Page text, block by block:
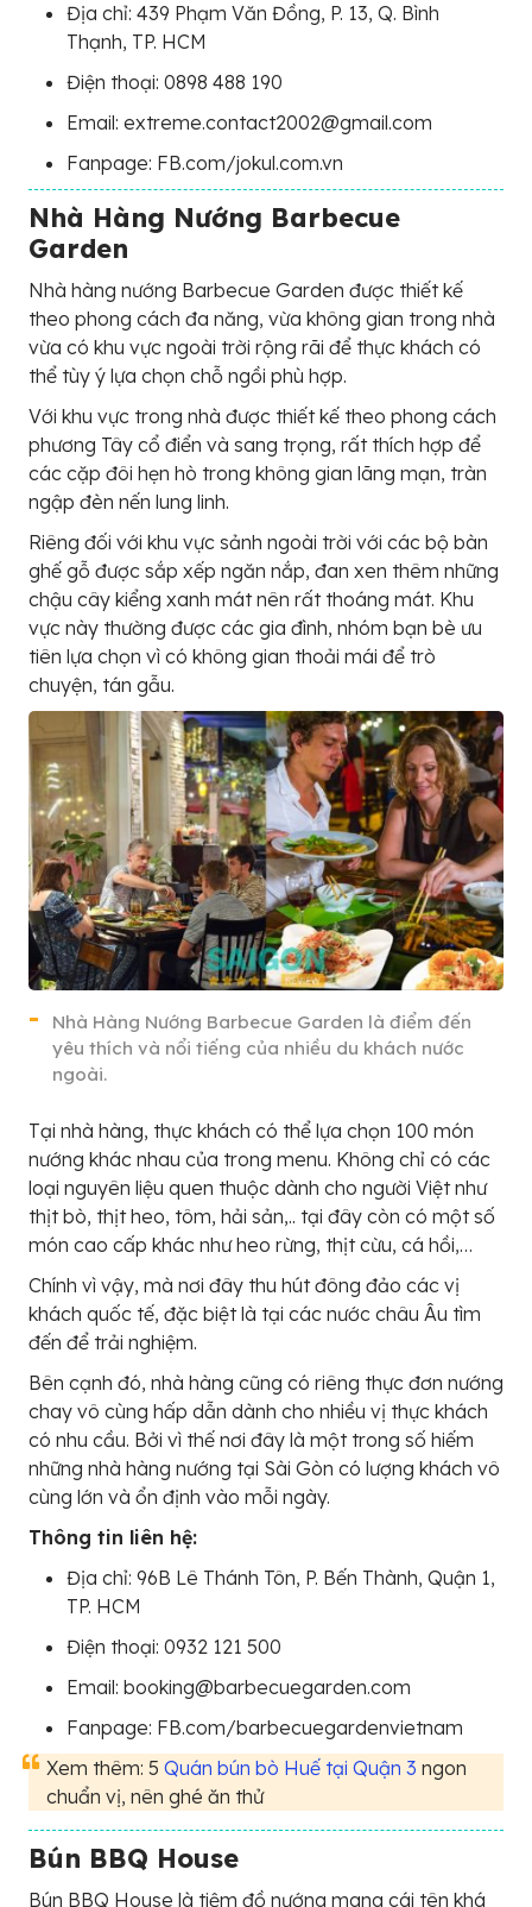
Địa chỉ: 439 Phạm Văn Đồng, P. 13, Q. Bình
Thạnh, TP. HCM
Điện thoại: 0898 488 190
Email: extreme.contact2002@gmail.com
Fanpage: FB.com/jokul.com.vn
Nhà Hàng Nướng Barbecue
Garden
Nhà hàng nướng Barbecue Garden được thiết kế
theo phong cách đa năng, vừa không gian trong nhà
vừa có khu vực ngoài trời rộng rãi để thực khách có
thể tùy ý lựa chọn chỗ ngồi phù hợp.
Với khu vực trong nhà được thiết kế theo phong cách
phương Tây cổ điển và sang trọng, rất thích hợp để
các cặp đôi hẹn hò trong không gian lãng mạn, tràn
ngập đèn nến lung linh.
Riêng đối với khu vực sảnh ngoài trời với các bộ bàn
ghế gỗ được sắp xếp ngăn nắp, đan xen thêm những
chậu cây kiểng xanh mát nên rất thoáng mát. Khu
vực này thường được các gia đình, nhóm bạn bè ưu
tiên lựa chọn vì có không gian thoải mái để trò
chuyện, tán gẫu.
Nhà Hàng Nướng Barbecue Garden là điểm đến
yêu thích và nổi tiếng của nhiều du khách nước
ngoài.
Tại nhà hàng, thực khách có thể lựa chọn 100 món
nướng khác nhau của trong menu. Không chỉ có các
loại nguyên liệu quen thuộc dành cho người Việt như
thịt bò, thịt heo, tôm, hải sản,.. tại đây còn có một số
món cao cấp khác như heo rừng, thịt cừu, cá hồi,…
Chính vì vậy, mà nơi đây thu hút đông đảo các vị
khách quốc tế, đặc biệt là tại các nước châu Âu tìm
đến để trải nghiệm.
Bên cạnh đó, nhà hàng cũng có riêng thực đơn nướng
chay vô cùng hấp dẫn dành cho nhiều vị thực khách
có nhu cầu. Bởi vì thế nơi đây là một trong số hiếm
những nhà hàng nướng tại Sài Gòn có lượng khách vô
cùng lớn và ổn định vào mỗi ngày.
Thông tin liên hệ:
Địa chỉ: 96B Lê Thánh Tôn, P. Bến Thành, Quận 1,
TP. HCM
Điện thoại: 0932 121 500
Email: booking@barbecuegarden.com
Fanpage: FB.com/barbecuegardenvietnam
Xem thêm: 5 Quán bún bò Huế tại Quận 3 ngon
chuẩn vị, nên ghé ăn thử
Bún BBQ House
Bún BBQ House là tiệm đồ nướng mang cái tên khá